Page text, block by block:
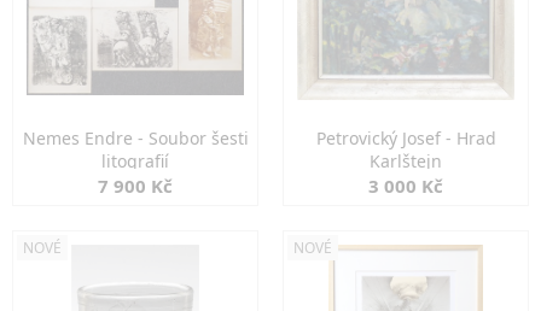
Nemes Endre - Soubor šesti
litografií
7 900 Kč
Petrovický Josef - Hrad
Karlštejn
3 000 Kč
NOVÉ NOVÉ